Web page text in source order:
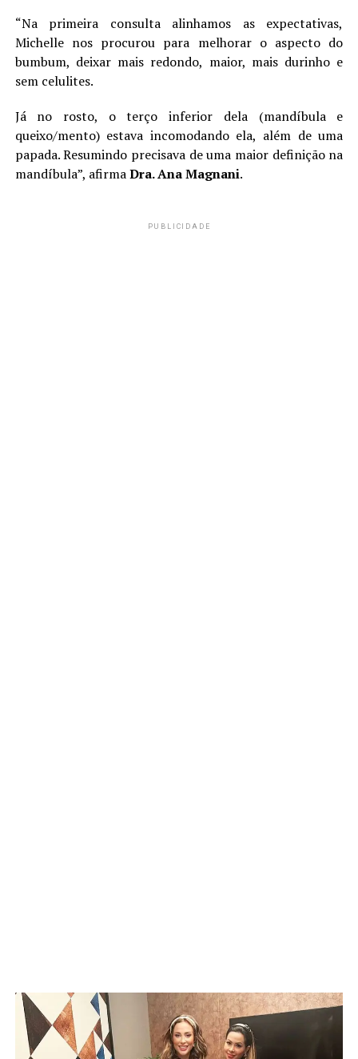
“Na primeira consulta alinhamos as expectativas,
Michelle nos procurou para melhorar o aspecto do
bumbum, deixar mais redondo, maior, mais durinho e
sem celulites.
Já no rosto, o terço inferior dela (mandíbula e
queixo/mento) estava incomodando ela, além de uma
papada. Resumindo precisava de uma maior definição na
mandíbula”, afirmaDra. Ana Magnani.
PUBLICIDADE